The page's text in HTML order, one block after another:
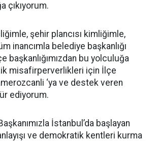
çıkıyorum.
şehir plancısı kimliğimle,
inancımla belediye başkanlığı
başkanlığımızdan bu yolculuğa
misafirperverlikleri için İlçe
‘ya ve destek veren
ediyorum.
İstanbul’da başlayan
ve demokratik kentleri kurma